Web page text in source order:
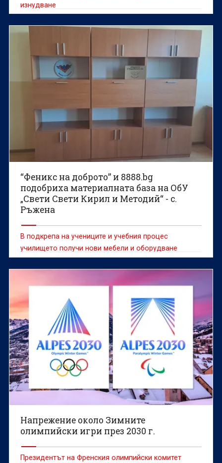
изнудване
“Феникс на доброто” и 8888.bg
подобриха материалната база на ОбУ
„Свети Свети Кирил и Методий“ - с.
Ръжена
В подкрепа на учениците и учебния процес
училището получи нови мебели и оборудване
Напрежение около Зимните
олимпийски игри през 2030 г.
Президентът на Френския олимпийски комитет